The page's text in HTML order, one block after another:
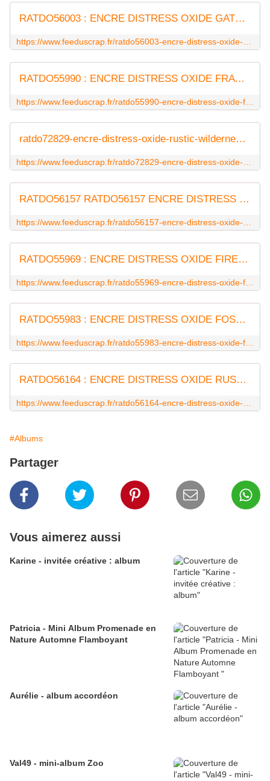
RATDO56003 : ENCRE DISTRESS OXIDE GATHERED TW FEE DU SCRAP
RATDO55990 : ENCRE DISTRESS OXIDE FRAYED BURLAP FEE DU SCRAP
ratdo72829-encre-distress-oxide-rustic-wilderness FEE DU SCRAP
RATDO56157 RATDO56157 ENCRE DISTRESS OXIDE RIPE PERSIMMON FEE DU SCRAP
RATDO55969 : ENCRE DISTRESS OXIDE FIRED BRICK FEE DU SCRAP
RATDO55983 : ENCRE DISTRESS OXIDE FOSSILIZED A FEE DU SCRAP
RATDO56164 : ENCRE DISTRESS OXIDE RUSTY HINGE FEE DU SCRAP
#Albums
Partager
Vous aimerez aussi
Karine - invitée créative : album
Patricia - Mini Album Promenade en
Nature Automne Flamboyant
Aurélie - album accordéon
Val49 - mini-album Zoo